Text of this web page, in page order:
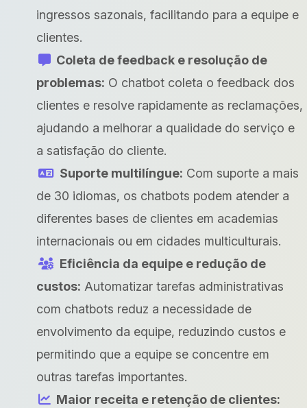
ingressos sazonais, facilitando para a equipe e
clientes.
Coleta de feedback e resolução de
problemas: O chatbot coleta o feedback dos
clientes e resolve rapidamente as reclamações,
ajudando a melhorar a qualidade do serviço e
a satisfação do cliente.
Suporte multilíngue: Com suporte a mais
de 30 idiomas, os chatbots podem atender a
diferentes bases de clientes em academias
internacionais ou em cidades multiculturais.
Eficiência da equipe e redução de
custos: Automatizar tarefas administrativas
com chatbots reduz a necessidade de
envolvimento da equipe, reduzindo custos e
permitindo que a equipe se concentre em
outras tarefas importantes.
Maior receita e retenção de clientes: